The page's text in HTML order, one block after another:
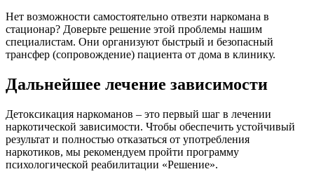
Нет возможности самостоятельно отвезти наркомана в
стационар? Доверьте решение этой проблемы нашим
специалистам. Они организуют быстрый и безопасный
трансфер (сопровождение) пациента от дома в клинику.
Дальнейшее лечение зависимости
Детоксикация наркоманов – это первый шаг в лечении
наркотической зависимости. Чтобы обеспечить устойчивый
результат и полностью отказаться от употребления
наркотиков, мы рекомендуем пройти программу
психологической реабилитации «Решение».